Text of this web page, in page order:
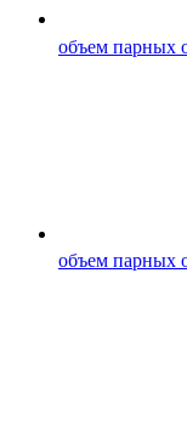
объем парных
объем парных